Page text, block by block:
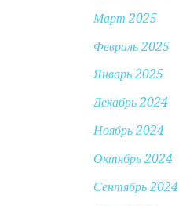
Март 2025
Февраль 2025
Январь 2025
Декабрь 2024
Ноябрь 2024
Октябрь 2024
Сентябрь 2024